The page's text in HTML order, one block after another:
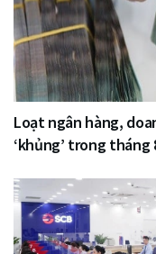
Loạt ngân hàng,
‘khủng’ trong tháng